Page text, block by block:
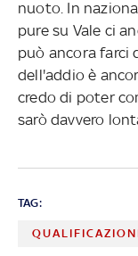
nuoto. In
pure su Vale ci
può ancora farci
dell'addio è
credo di poter
sarò davvero
TAG: